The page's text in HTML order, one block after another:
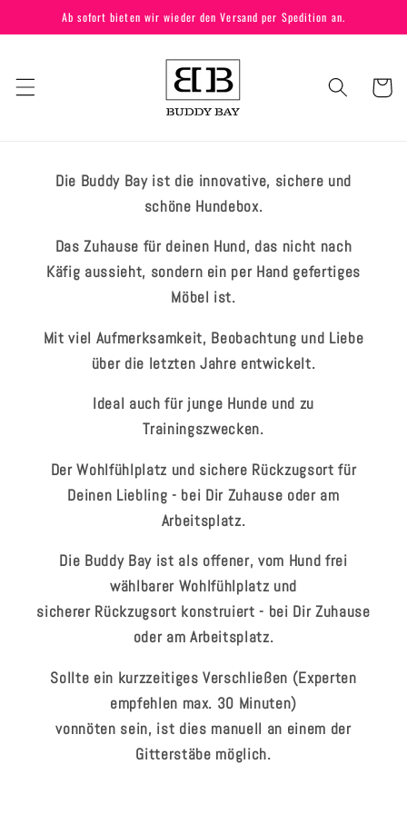
Inhalt
Ab sofort bieten wir wieder den Versand per Spedition an.
Die Buddy Bay ist die innovative, sichere und
schöne Hundebox.
Das Zuhause für deinen Hund, das nicht nach
Käfig aussieht, sondern ein per Hand gefertiges
Möbel ist.
Mit viel Aufmerksamkeit, Beobachtung und Liebe
über die letzten Jahre entwickelt.
Ideal auch für junge Hunde und zu
Trainingszwecken.
Der Wohlfühlplatz und sichere Rückzugsort für
Deinen Liebling - bei Dir Zuhause oder am
Arbeitsplatz.
Die Buddy Bay ist als offener, vom Hund frei
wählbarer Wohlfühlplatz und
sicherer Rückzugsort konstruiert - bei Dir Zuhause
oder am Arbeitsplatz.
Sollte ein kurzzeitiges Verschließen (Experten
empfehlen max. 30 Minuten)
vonnöten sein, ist dies manuell an einem der
Gitterstäbe möglich.